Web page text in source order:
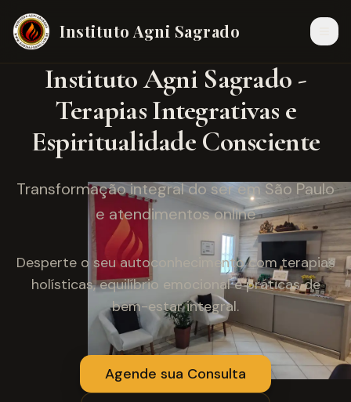
Instituto Agni Sagrado
Instituto Agni Sagrado -
Terapias Integrativas e
Espiritualidade Consciente
Transformação integral do ser em São Paulo
e atendimentos online
Desperte o seu autoconhecimento com terapias
holísticas, equilíbrio emocional e práticas de
bem-estar integral.
Agende sua Consulta